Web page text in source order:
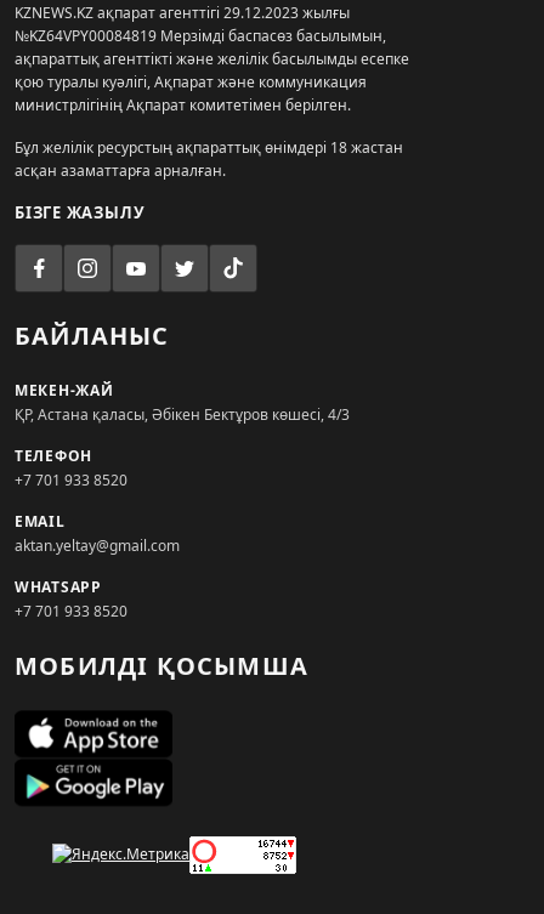
KZNEWS.KZ ақпарат агенттігі 29.12.2023 жылғы
№KZ64VPY00084819 Мерзімді баспасөз басылымын,
ақпараттық агенттікті және желілік басылымды есепке
қою туралы куәлігі, Ақпарат және коммуникация
министрлігінің Ақпарат комитетімен берілген.
Бұл желілік ресурстың ақпараттық өнімдері 18 жастан
асқан азаматтарға арналған.
БІЗГЕ ЖАЗЫЛУ
БАЙЛАНЫС
МЕКЕН-ЖАЙ
ҚР, Астана қаласы, Әбікен Бектұров көшесі, 4/3
ТЕЛЕФОН
+7 701 933 8520
EMAIL
aktan.yeltay@gmail.com
WHATSAPP
+7 701 933 8520
МОБИЛДІ ҚОСЫМША